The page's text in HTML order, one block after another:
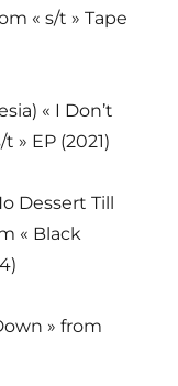
« s/t » Tape
« I Don’t
» EP (2021)
Dessert Till
« Black
» from